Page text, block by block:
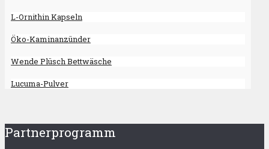
L-Ornithin Kapseln
Öko-Kaminanzünder
Wende Plüsch Bettwäsche
Lucuma-Pulver
Partnerprogramm